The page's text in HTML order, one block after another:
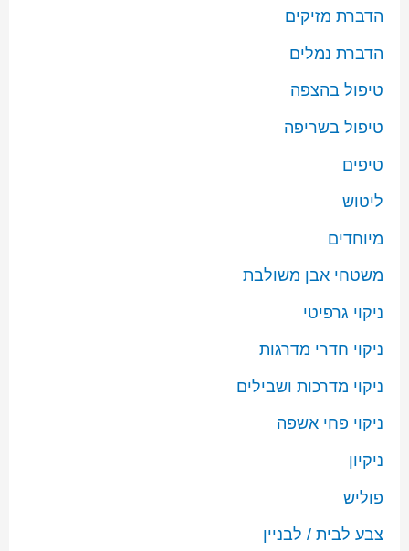
הדברת מזיקים
הדברת נמלים
טיפול בהצפה
טיפול בשריפה
טיפים
ליטוש
מיוחדים
משטחי אבן משולבת
ניקוי גרפיטי
ניקוי חדרי מדרגות
ניקוי מדרכות ושבילים
ניקוי פחי אשפה
ניקיון
פוליש
צבע לבית / לבניין